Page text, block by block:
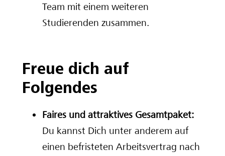
Team mit einem weiteren
Studierenden zusammen.
Freue dich auf
Folgendes
Faires und attraktives Gesamtpaket:
Du kannst Dich unter anderem auf
einen befristeten Arbeitsvertrag nach